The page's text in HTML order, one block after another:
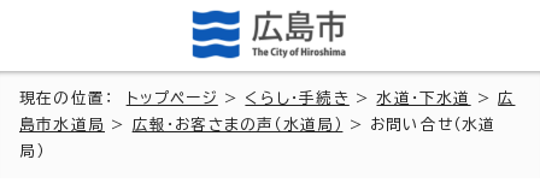
現在の位置： トップページ > くらし・手続き >水道・下水道 >広
島市水道局
> 広報・お客さまの声（水道局）
> お問い合せ（水道
局）